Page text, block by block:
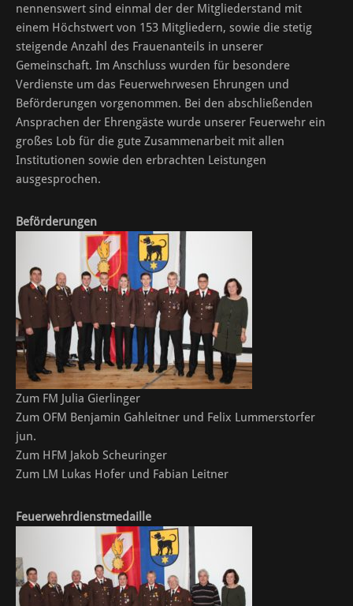
nennenswert sind einmal der der Mitgliederstand mit
einem Höchstwert von 153 Mitgliedern, sowie die stetig
steigende Anzahl des Frauenanteils in unserer
Gemeinschaft. Im Anschluss wurden für besondere
Verdienste um das Feuerwehrwesen Ehrungen und
Beförderungen vorgenommen. Bei den abschließenden
Ansprachen der Ehrengäste wurde unserer Feuerwehr ein
großes Lob für die gute Zusammenarbeit mit allen
Institutionen sowie den erbrachten Leistungen
ausgesprochen.
Beförderungen
Zum FM Julia Gierlinger
Zum OFM Benjamin Gahleitner und Felix Lummerstorfer
jun.
Zum HFM Jakob Scheuringer
Zum LM Lukas Hofer und Fabian Leitner
Feuerwehrdienstmedaille